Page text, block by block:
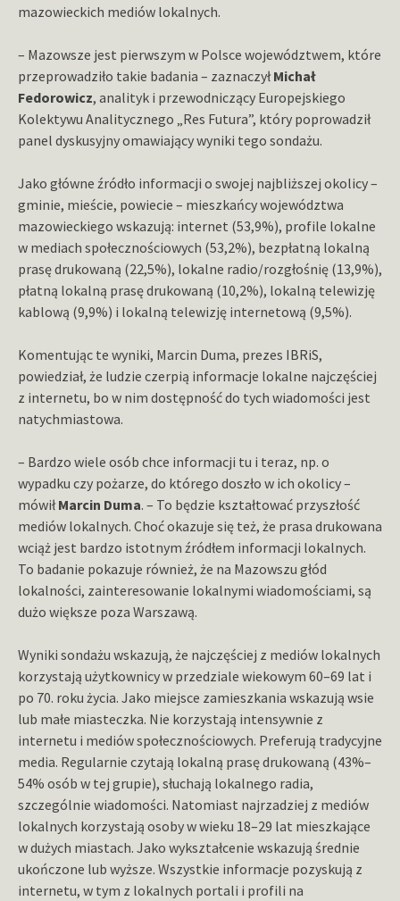
mazowieckich mediów lokalnych.
– Mazowsze jest pierwszym w Polsce województwem, które
przeprowadziło takie badania – zaznaczyłMichał
Fedorowicz, analityk i przewodniczący Europejskiego
Kolektywu Analitycznego „Res Futura”, który poprowadził
panel dyskusyjny omawiający wyniki tego sondażu.
Jako główne źródło informacji o swojej najbliższej okolicy –
gminie, mieście, powiecie – mieszkańcy województwa
mazowieckiego wskazują: internet (53,9%), profile lokalne
w mediach społecznościowych (53,2%), bezpłatną lokalną
prasę drukowaną (22,5%), lokalne radio/rozgłośnię (13,9%),
płatną lokalną prasę drukowaną (10,2%), lokalną telewizję
kablową (9,9%) i lokalną telewizję internetową (9,5%).
Komentując te wyniki, Marcin Duma, prezes IBRiS,
powiedział, że ludzie czerpią informacje lokalne najczęściej
z internetu, bo w nim dostępność do tych wiadomości jest
natychmiastowa.
– Bardzo wiele osób chce informacji tu i teraz, np. o
wypadku czy pożarze, do którego doszło w ich okolicy –
mówiłMarcin Duma. – To będzie kształtować przyszłość
mediów lokalnych. Choć okazuje się też, że prasa drukowana
wciąż jest bardzo istotnym źródłem informacji lokalnych.
To badanie pokazuje również, że na Mazowszu głód
lokalności, zainteresowanie lokalnymi wiadomościami, są
dużo większe poza Warszawą.
Wyniki sondażu wskazują, że najczęściej z mediów lokalnych
korzystają użytkownicy w przedziale wiekowym 60–69 lat i
po 70. roku życia. Jako miejsce zamieszkania wskazują wsie
lub małe miasteczka. Nie korzystają intensywnie z
internetu i mediów społecznościowych. Preferują tradycyjne
media. Regularnie czytają lokalną prasę drukowaną (43%–
54% osób w tej grupie), słuchają lokalnego radia,
szczególnie wiadomości. Natomiast najrzadziej z mediów
lokalnych korzystają osoby w wieku 18–29 lat mieszkające
w dużych miastach. Jako wykształcenie wskazują średnie
ukończone lub wyższe. Wszystkie informacje pozyskują z
internetu, w tym z lokalnych portali i profili na